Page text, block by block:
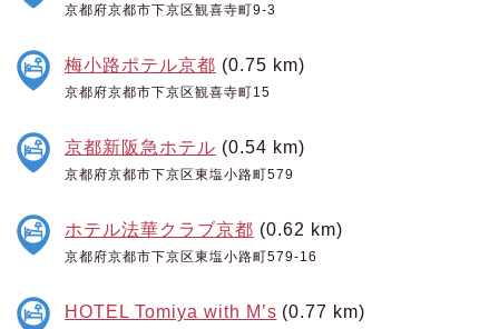
京都府京都市下京区観喜寺町9-3
梅小路ポテル京都 (0.75 km)
京都府京都市下京区観喜寺町15
京都新阪急ホテル (0.54 km)
京都府京都市下京区東塩小路町579
ホテル法華クラブ京都 (0.62 km)
京都府京都市下京区東塩小路町579-16
HOTEL Tomiya with M’s (0.77 km)